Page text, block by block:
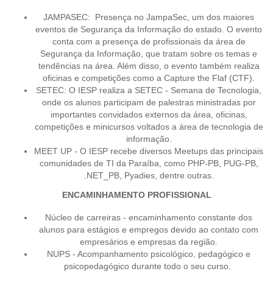
JAMPASEC: Presença no JampaSec, um dos maiores
eventos de Segurança da Informação do estado. O evento
conta com a presença de profissionais da área de
Segurança da Informação, que tratam sobre os temas e
tendências na área. Além disso, o evento também realiza
oficinas e competições como a Capture the Flaf (CTF).
SETEC: O IESP realiza a SETEC - Semana de Tecnologia,
onde os alunos participam de palestras ministradas por
importantes convidados externos da área, oficinas,
competições e minicursos voltados a área de tecnologia de
informação.
MEET UP - O IESP recebe diversos Meetups das principais
comunidades de TI da Paraíba, como PHP-PB, PUG-PB,
.NET_PB, Pyadies, dentre outras.
ENCAMINHAMENTO PROFISSIONAL
Núcleo de carreiras - encaminhamento constante dos
alunos para estágios e empregos devido ao contato com
empresários e empresas da região.
NUPS - Acompanhamento psicológico, pedagógico e
psicopedagógico durante todo o seu curso.